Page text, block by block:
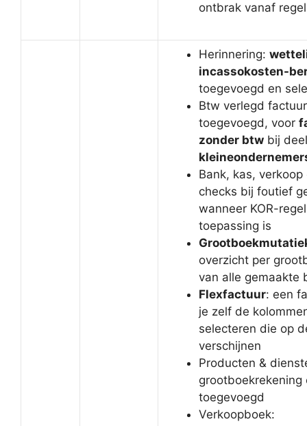
ontbrak vanaf
Herinnering:
incassokosten-
toegevoegd en
Btw verlegd
toegevoegd, voor
zonder btw bij
Bank, kas, verkoop
checks bij foutief
wanneer KOR-
toepassing is
overzicht per
van alle gemaakte
Flexfactuur: een
je zelf de
selecteren die op
verschijnen
Producten &
toegevoegd
Verkoopboek: